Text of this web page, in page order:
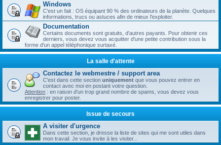
Windows
C'est un fait : OS équipant 90 % des ordinateurs de la planète. Quelques
informations, trucs ou astuces afin de mieux l'exploiter.
Documentation
Certains documents sont gratuits, d'autres payants. Pour obtenir ces
derniers, vous devez vous acquitter d'une petite contribution sous la
forme d'un appel téléphonique surtaxé.
La salle d'attente
Contactez le webmestre / support area
C'est dans cette section uniquement que vous pouvez entrer en
contact avec moi en postant votre question.
Attention : en raison d'un trop grand nombre de spams, vous devez vous
enregistrer pour poster.
Issue de secours
A visiter d'urgence
Dans cette section, je dresse la liste de sites qui me sont utiles dans
mon travail. Je vous invite à les visiter...